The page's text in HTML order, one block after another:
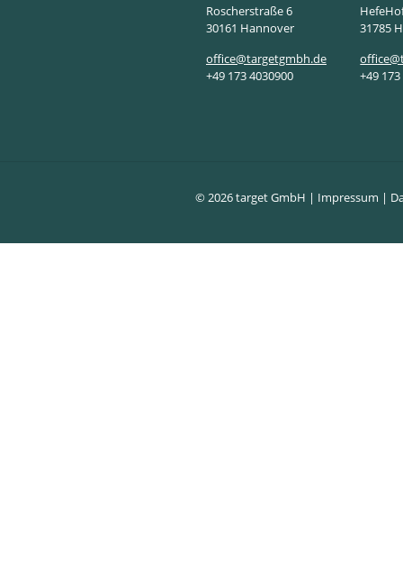
Roscherstraße 6
30161 Hannover
office@targetgmbh.de
+49 173 4030900
31785
+49
© 2026 target GmbH | Impressum |